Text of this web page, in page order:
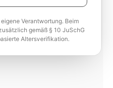
Verantwortung. Beim
gemäß § 10 JuSchG
Altersverifikation.